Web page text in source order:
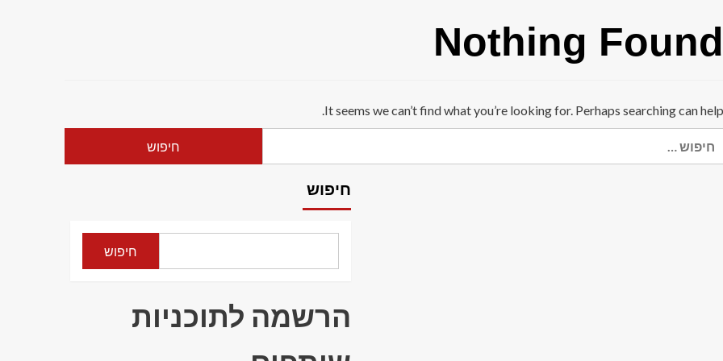
Nothing Found
It seems we can’t find what you’re looking for. Perhaps searching can help.
חיפוש
חיפוש
הרשמה לתוכניות